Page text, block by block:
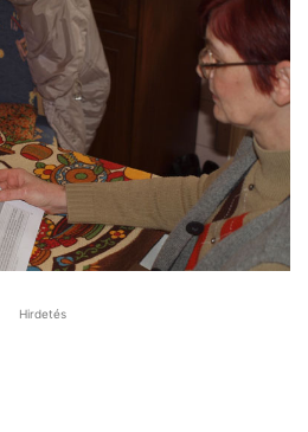
Hirdetés